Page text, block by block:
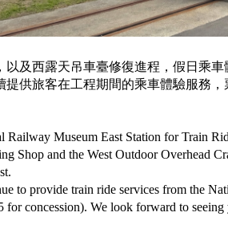
及西露天吊車臺修復進程，假日乘
供旅客在工程期間的乘車體驗服務
Museum East Station for Train
Shop and the West Outdoor Overhead
to provide train ride services from the
concession). We look forward to